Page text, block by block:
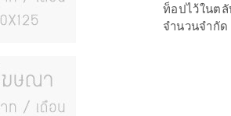
ท็อปไว้ในตลั
จำนวนจำกั